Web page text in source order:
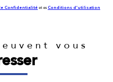
Confidentialité et es Conditions d'utilisation
vous